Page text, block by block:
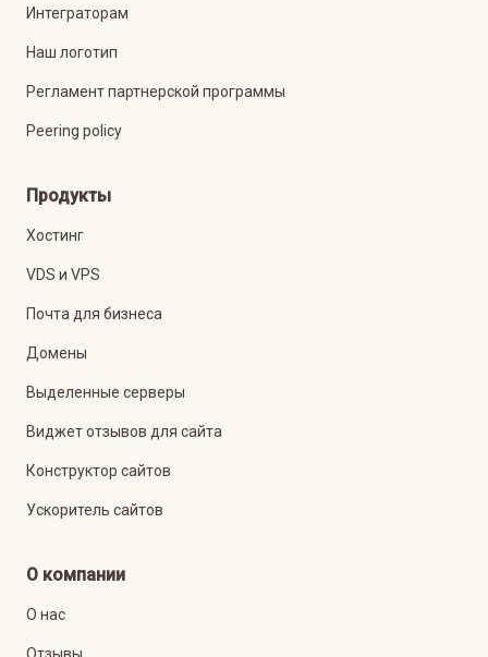
Интеграторам
Наш логотип
Регламент партнерской программы
Peering policy
Продукты
Хостинг
VDS и VPS
Почта для бизнеса
Домены
Выделенные серверы
Виджет отзывов для сайта
Конструктор сайтов
Ускоритель сайтов
О компании
О нас